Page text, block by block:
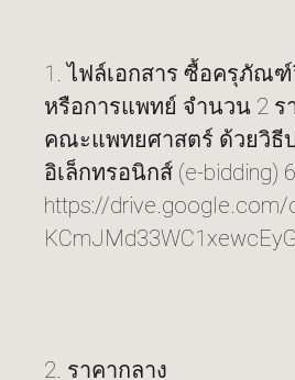
1. ไฟล์เอกสาร ซื้อครุภัณ
หรือการแพทย์ จำนวน 2 ร
คณะแพทยศาสตร์ ด้วยวิธี
อิเล็กทรอนิกส์ (e-bidding)
https://drive.google.com/
2. ราคากลาง